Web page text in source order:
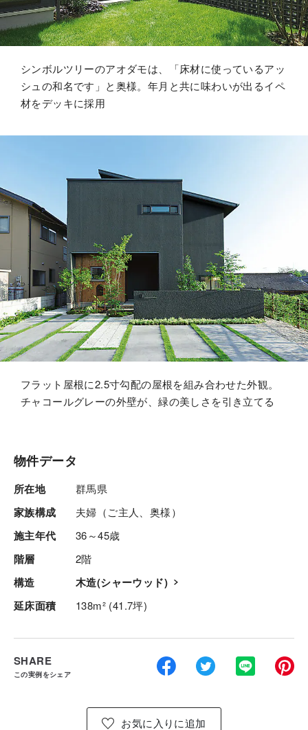
シンボルツリーのアオダモは、「床材に使っているアッ
シュの和名です」と奥様。年月と共に味わいが出るイペ
材をデッキに採用
フラット屋根に2.5寸勾配の屋根を組み合わせた外観。
チャコールグレーの外壁が、緑の美しさを引き立てる
物件データ
所在地 群馬県
家族構成 夫婦（ご主人、奥様）
施主年代 36～45歳
階層 2階
構造
木造(シャーウッド)
延床面積
138m² (41.7坪)
SHARE
この実例をシェア
お気に入りに追加